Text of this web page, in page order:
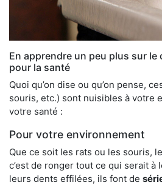
En apprendre un peu plus sur
pour la santé
Quoi qu’on dise ou qu’on pense,
souris, etc.) sont nuisibles à votre
votre santé :
Pour votre environnement
Que ce soit les rats ou les souris,
c’est de ronger tout ce qui serait à
leurs dents effilées, ils font de